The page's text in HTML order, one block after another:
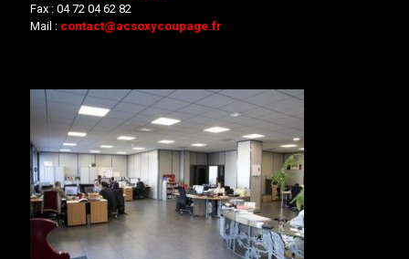
Fax : 04 72 04 62 82
Mail : contact@acsoxycoupage.fr